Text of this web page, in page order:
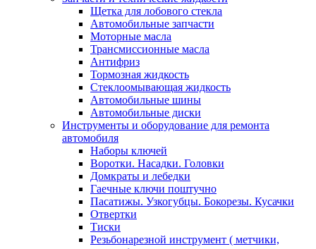
Щетка для лобового стекла
Автомобильные запчасти
Моторные масла
Трансмиссионные масла
Антифриз
Тормозная жидкость
Стеклоомывающая жидкость
Автомобильные шины
Автомобильные диски
Инструменты и оборудование для ремонта
автомобиля
Наборы ключей
Воротки. Насадки. Головки
Домкраты и лебедки
Гаечные ключи поштучно
Пасатижы. Узкогубцы. Бокорезы. Кусачки
Отвертки
Тиски
Резьбонарезной инструмент ( метчики,